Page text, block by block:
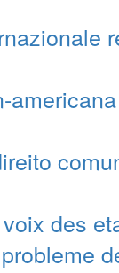
americana
des